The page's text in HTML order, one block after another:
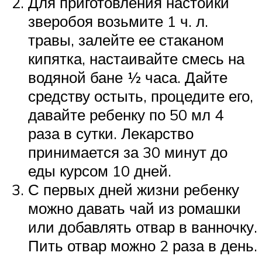
зверобоя возьмите 1 ч. л.
травы, залейте ее стаканом
кипятка, настаивайте смесь на
водяной бане ½ часа. Дайте
средству остыть, процедите его,
давайте ребенку по 50 мл 4
раза в сутки. Лекарство
принимается за 30 минут до
еды курсом 10 дней.
С первых дней жизни ребенку
можно давать чай из ромашки
или добавлять отвар в ванночку.
Пить отвар можно 2 раза в день.